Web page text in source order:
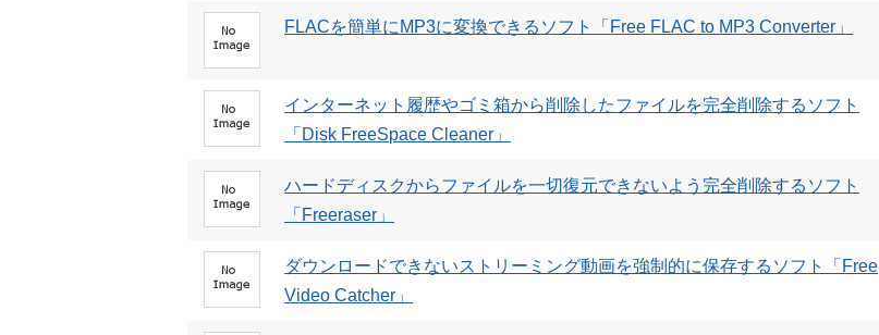
FLACを簡単にMP3に変換できるソフト「Free FLAC to MP3 Converter」
インターネット履歴やゴミ箱から削除したファイルを完全削除するソフト
「Disk FreeSpace Cleaner」
ハードディスクからファイルを一切復元できないよう完全削除するソフト
「Freeraser」
ダウンロードできないストリーミング動画を強制的に保存するソフト「Free
Video Catcher」